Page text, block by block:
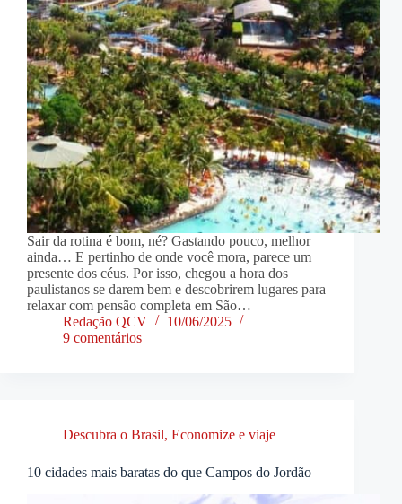
Sair da rotina é bom, né? Gastando pouco, melhor
ainda… E pertinho de onde você mora, parece um
presente dos céus. Por isso, chegou a hora dos
paulistanos se darem bem e descobrirem lugares para
relaxar com pensão completa em São…
Redação QCV
10/06/2025
9 comentários
Descubra o Brasil, Economize e viaje
10 cidades mais baratas do que Campos do Jordão